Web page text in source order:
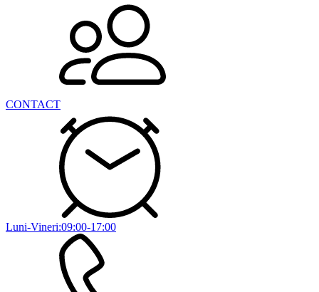
CONTACT
Luni-Vineri:09:00-17:00